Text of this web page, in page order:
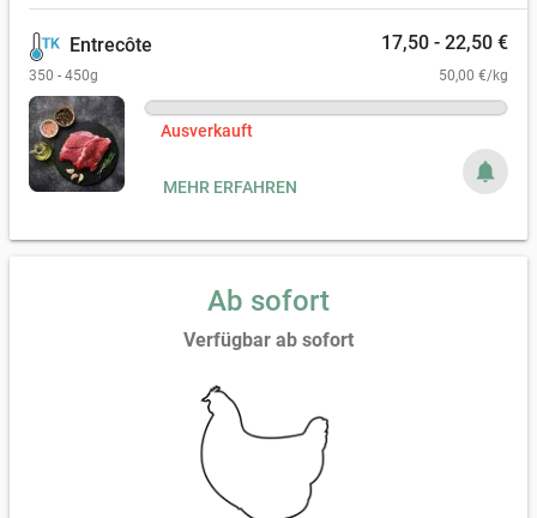
Entrecôte 17,50 - 22,50 €
350 - 450g 50,00 €/kg
Ausverkauft
notifications
MEHR ERFAHREN
Ab sofort
Verfügbar ab sofort